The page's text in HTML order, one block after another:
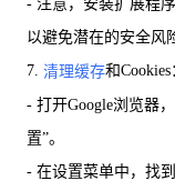
- 注意，安装扩展程
以避免潜在的安全风
7. 清理缓存和Cookies
- 打开Google浏览器
置”。
- 在设置菜单中，找